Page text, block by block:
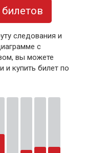
следования и
с
вы можете
и купить билет по